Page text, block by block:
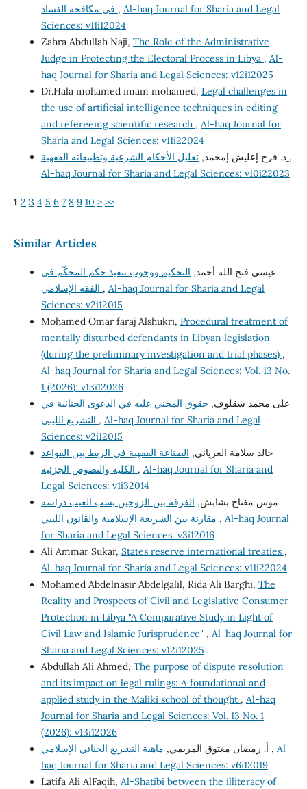
, Al-haq Journal for Sharia and Legal
Sciences: v11i12024
Zahra Abdullah Naji, The Role of the Administrative
Judge in Protecting the Electoral Process in Libya , Al-
haq Journal for Sharia and Legal Sciences: v12i12025
Dr.Hala mohamed imam mohamed, Legal challenges in
the use of artificial intelligence techniques in editing
and refereeing scientific research , Al-haq Journal for
Sharia and Legal Sciences: v11i22024
د. فرج إعليش إمحمد,تعليل الأحكام الشرعية وتطبيقاته الفقهية ,
Al-haq Journal for Sharia and Legal Sciences: v10i22023
1 2 3 4 5 6 7 8 9 10 > >>
Similar Articles
عيسى فتح الله أحمد, التحكيم ووجوب تنفيذ حكم المحكّم في
, Al-haq Journal for Sharia and Legal
Sciences: v2i12015
Mohamed Omar faraj Alshukri, Procedural treatment of
mentally disturbed defendants in Libyan legislation
(during the preliminary investigation and trial phases) ,
Al-haq Journal for Sharia and Legal Sciences: Vol. 13 No.
1 (2026): v13i12026
على محمد شقلوف, حقوق المجني عليه في الدعوى الجنائية في
, Al-haq Journal for Sharia and Legal
Sciences: v2i12015
خالد سلامة الغرياني, الصناعة الفقهية في الربط بين القواعد
, Al-haq Journal for Sharia and
Legal Sciences: v1i32014
موس مفتاح بشابش, الفرقة بين الزوجين بسب العيب دراسة
, Al-haq Journal
for Sharia and Legal Sciences: v3i12016
Ali Ammar Sukar, States reserve international treaties ,
Al-haq Journal for Sharia and Legal Sciences: v11i22024
Mohamed Abdelnasir Abdelgalil, Rida Ali Barghi, The
Reality and Prospects of Civil and Legislative Consumer
Protection in Libya "A Comparative Study in Light of
Civil Law and Islamic Jurisprudence" , Al-haq Journal for
Sharia and Legal Sciences: v12i12025
Abdullah Ali Ahmed, The purpose of dispute resolution
and its impact on legal rulings: A foundational and
applied study in the Maliki school of thought , Al-haq
Journal for Sharia and Legal Sciences: Vol. 13 No. 1
(2026): v13i12026
أ. رمضان معتوق المريمي, , Al-
haq Journal for Sharia and Legal Sciences: v6i12019
Latifa Ali AlFaqih, Al-Shatibi between the illiteracy of